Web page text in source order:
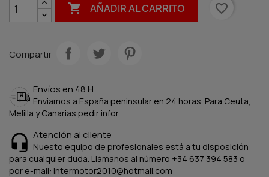
 AÑADIR AL CARRITO favorite_border
Compartir
Envíos en 48 H
Enviamos a España peninsular en 24 horas. Para Ceuta,
Melilla y Canarias pedir infor
Atención al cliente
Nuesto equipo de profesionales está a tu disposición
para cualquier duda. Llámanos al número +34 637 394 583 o
por e-mail: intermotor2010@hotmail.com